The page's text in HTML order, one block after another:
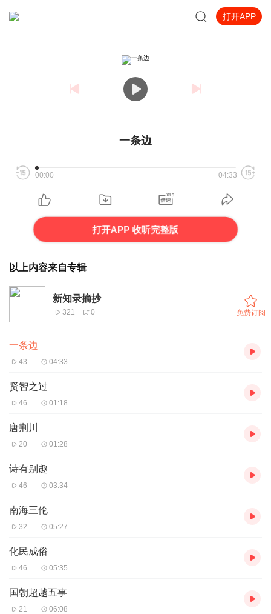
打开APP
一条边
00:00 04:33
打开APP 收听完整版
以上内容来自专辑
新知录摘抄
321 0 免费订阅
一条边
43 04:33
贤智之过
46 01:18
唐荆川
20 01:28
诗有别趣
46 03:34
南海三伦
32 05:27
化民成俗
46 05:35
国朝超越五事
21 06:08